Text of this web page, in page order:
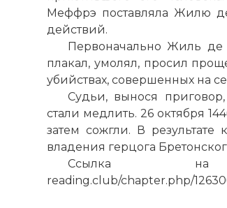
Меффрэ поставляла Жилю
действий.
Первоначально Жиль
плакал, умолял, просил
убийствах, совершенных на
Судьи, вынося
стали медлить. 26 октября
затем сожгли. В
владения герцога
Ссылка на
reading.club/chapter.php/